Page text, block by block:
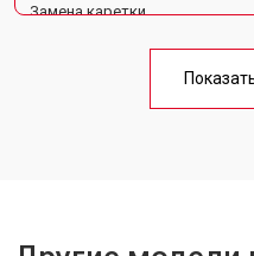
Замена каретки